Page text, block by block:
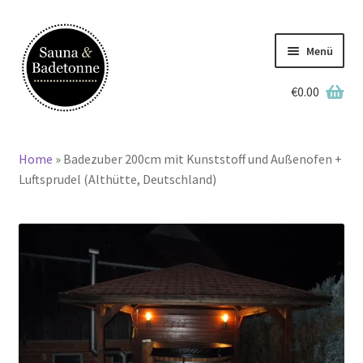
Navigation
springen
Zum
Inhalt
springen
Menü
Home
Lagerbestand
Badetonnen
Grillkotas
€0.00
Home » Badezuber 200cm mit Kunststoff und Außenofen +
Luftsprudel (Althütte, Deutschland)